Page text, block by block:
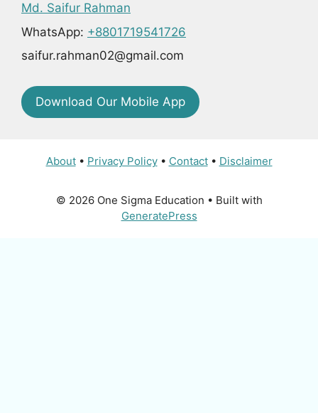
Md. Saifur Rahman
WhatsApp: +8801719541726
saifur.rahman02@gmail.com
Download Our Mobile App
About• Privacy Policy• Contact• Disclaimer
© 2026 One Sigma Education • Built with
GeneratePress